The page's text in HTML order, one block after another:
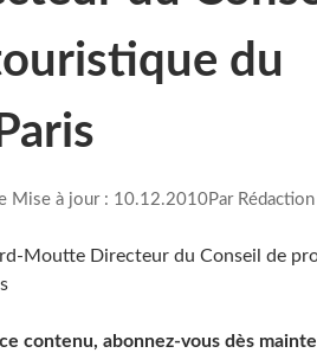
du
Mise à jour : 10.12.2010Par Rédaction
contenu, abonnez-vous dès